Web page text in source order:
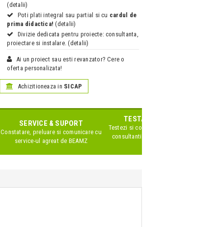
(detalii)
Poti plati integral sau partial si cu cardul de
prima didactica! (detalii)
Divizie dedicata pentru proiecte: consultanta,
proiectare si instalare. (detalii)
Ai un proiect sau esti revanzator? Cere o
oferta personalizata!
Achizitioneaza in SICAP
SERVICE & SUPORT
Constatare, preluare si comunicare cu
service-ul agreat de BEAMZ
TESTARE IN SHOWROOM
Testezi si compari produsele impreuna cu
consultanti Zeedo specializati pe acest